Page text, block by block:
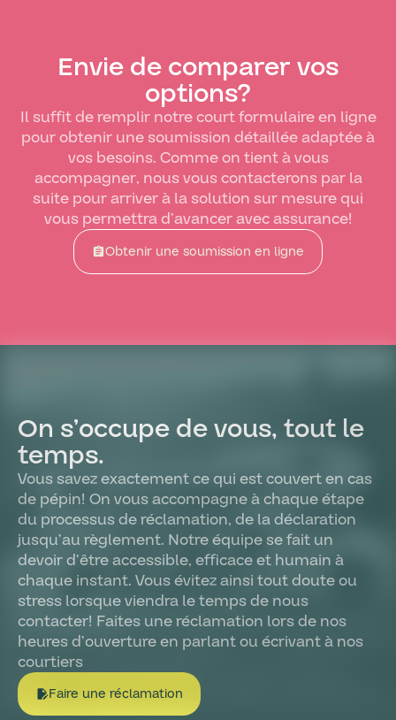
Envie de comparer vos
options?
Il suffit de remplir notre court formulaire en ligne
pour obtenir une soumission détaillée adaptée à
vos besoins. Comme on tient à vous
accompagner, nous vous contacterons par la
suite pour arriver à la solution sur mesure qui
vous permettra d’avancer avec assurance!
assignmentObtenir une soumission en ligne
On s’occupe de vous, tout le
temps.
Vous savez exactement ce qui est couvert en cas
de pépin! On vous accompagne à chaque étape
du processus de réclamation, de la déclaration
jusqu’au règlement. Notre équipe se fait un
devoir d’être accessible, efficace et humain à
chaque instant. Vous évitez ainsi tout doute ou
stress lorsque viendra le temps de nous
contacter! Faites une réclamation lors de nos
heures d’ouverture en parlant ou écrivant à nos
courtiers
edit_documentFaire une réclamation